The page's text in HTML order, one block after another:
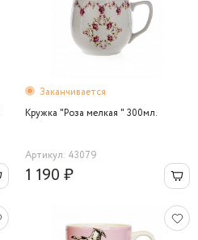
Заканчивается
Кружка "Роза мелкая " 300мл.
Артикул: 43079
1 190 ₽